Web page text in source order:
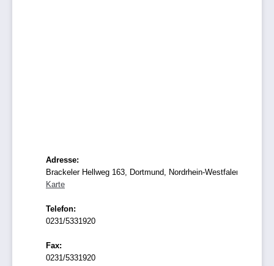
Adresse:
Brackeler Hellweg 163, Dortmund, Nordrhein-Westfalen
Karte
Telefon:
0231/5331920
Fax:
0231/5331920